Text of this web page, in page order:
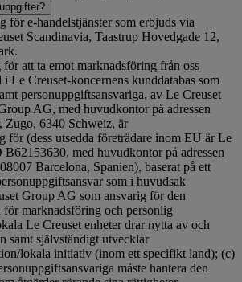
för e-handelstjänster som erbjuds via
Scandinavia, Taastrup Hovedgade 12,
att ta emot marknadsföring från oss
Le Creuset-koncernens kunddatabas som
personuppgiftsansvariga, av Le Creuset
AG, med huvudkontor på adressen
Zugo, 6340 Schweiz, är
för (dess utsedda företrädare inom EU är Le
med huvudkontor på adressen
Barcelona, Spanien), baserat på ett
som i huvudsak
Group AG som ansvarig för den
för marknadsföring och personlig
Le Creuset enheter drar nytta av och
samt självständigt utvecklar
lokala initiativ (inom ett specifikt land); (c)
måste hantera den